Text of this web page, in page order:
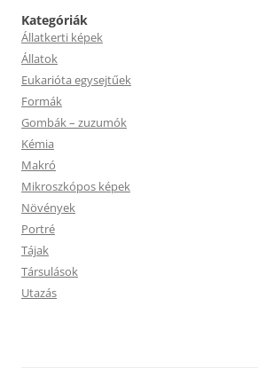
Kategóriák
Állatkerti képek
Állatok
Eukarióta egysejtűek
Formák
Gombák – zuzumók
Kémia
Makró
Mikroszkópos képek
Növények
Portré
Tájak
Társulások
Utazás